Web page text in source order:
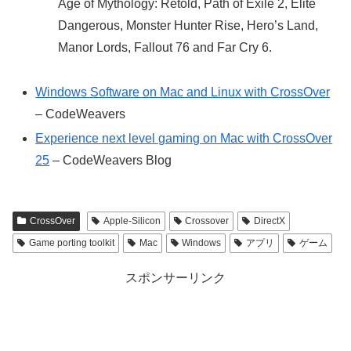
Age of Mythology: Retold, Path of Exile 2, Elite
Dangerous, Monster Hunter Rise, Hero’s Land,
Manor Lords, Fallout 76 and Far Cry 6.
Windows Software on Mac and Linux with CrossOver
– CodeWeavers
Experience next level gaming on Mac with CrossOver
25 – CodeWeavers Blog
CrossOver Apple-Silicon Crossover
DirectX
Game porting toolkit
Mac Windows アプリ ゲーム
スポンサーリンク